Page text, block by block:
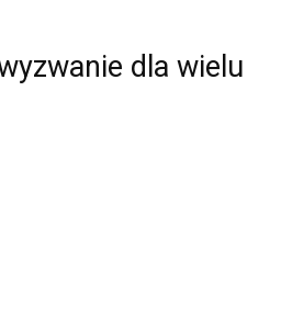
dla wielu